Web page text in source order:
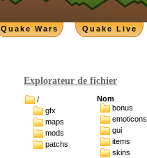
Quake Live
Quake Wars
Explorateur de fichier
/
gfx
maps
mods
patchs
Nom
bonus
emoticons
gui
items
skins